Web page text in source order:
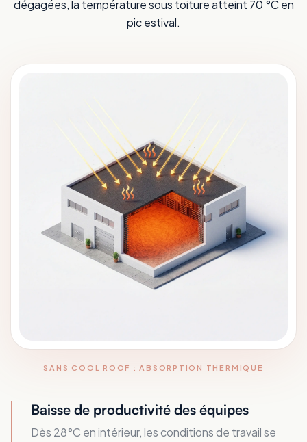
dégagées, la température sous toiture atteint 70 °C en
pic estival.
SANS COOL ROOF : ABSORPTION THERMIQUE
Baisse de productivité des équipes
Dès 28°C en intérieur, les conditions de travail se